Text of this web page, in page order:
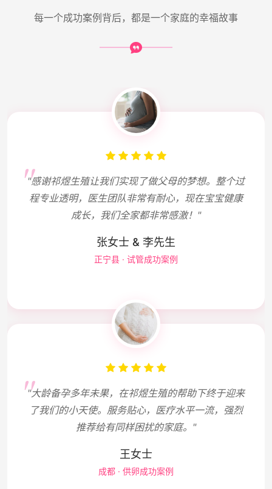
每一个成功案例背后，都是一个家庭的幸福故事
"感谢祁煜生殖让我们实现了做父母的梦想。整个过
程专业透明，医生团队非常有耐心，现在宝宝健康
成长，我们全家都非常感激！"
张女士 & 李先生
正宁县 · 试管成功案例
"大龄备孕多年未果，在祁煜生殖的帮助下终于迎来
了我们的小天使。服务贴心，医疗水平一流，强烈
推荐给有同样困扰的家庭。"
王女士
成都 · 供卵成功案例